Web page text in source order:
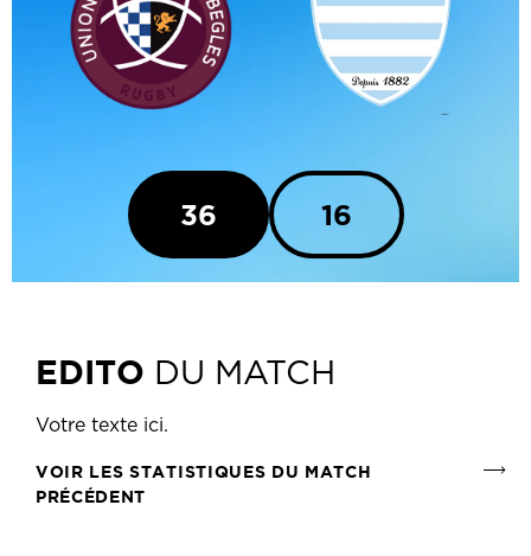
36 16
EDITO DU MATCH
Votre texte ici.
VOIR LES STATISTIQUES DU MATCH
PRÉCÉDENT